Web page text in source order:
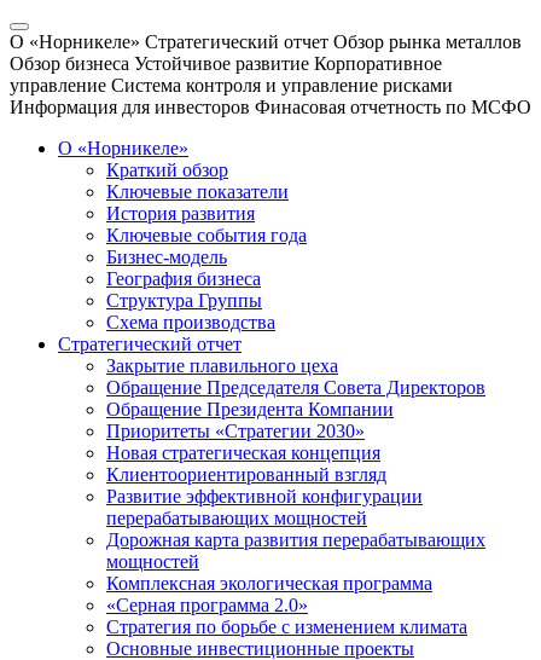
О «Норникеле» Стратегический отчет Обзор рынка металлов
Обзор бизнеса Устойчивое развитие Корпоративное
управление Система контроля и управление рисками
Информация для инвесторов Финасовая отчетность по МСФО
О «Норникеле»
Краткий обзор
Ключевые показатели
История развития
Ключевые события года
Бизнес-модель
География бизнеса
Структура Группы
Схема производства
Стратегический отчет
Закрытие плавильного цеха
Обращение Председателя Совета Директоров
Обращение Президента Компании
Приоритеты «Стратегии 2030»
Новая стратегическая концепция
Клиентоориентированный взгляд
Развитие эффективной конфигурации
перерабатывающих мощностей
Дорожная карта развития перерабатывающих
мощностей
Комплексная экологическая программа
«Серная программа 2.0»
Стратегия по борьбе с изменением климата
Основные инвестиционные проекты